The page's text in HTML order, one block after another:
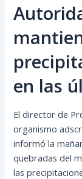
en las
El director de
organismo
informó la
quebradas del
las